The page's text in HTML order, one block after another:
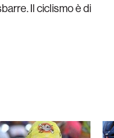
Il ciclismo è di